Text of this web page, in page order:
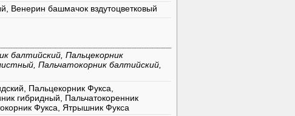
Венерин башмачок вздутоцветковый
балтийский, Пальцекорник
Пальчатокорник балтийский,
Пальцекорник Фукса,
гибридный, Пальчатокоренник
Фукса, Ятрышник Фукса